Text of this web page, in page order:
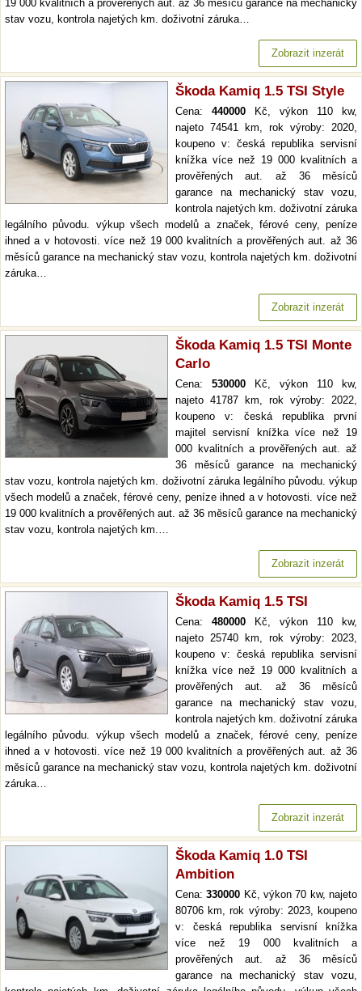
19 000 kvalitních a prověřených aut. až 36 měsíců garance na mechanický
stav vozu, kontrola najetých km. doživotní záruka…
Zobrazit inzerát
Škoda Kamiq 1.5 TSI Style
Cena: 440000 Kč, výkon 110 kw,
najeto 74541 km, rok výroby: 2020,
koupeno v: česká republika servisní
knížka více než 19 000 kvalitních a
prověřených aut. až 36 měsíců
garance na mechanický stav vozu,
kontrola najetých km. doživotní záruka
legálního původu. výkup všech modelů a značek, férové ceny, peníze
ihned a v hotovosti. více než 19 000 kvalitních a prověřených aut. až 36
měsíců garance na mechanický stav vozu, kontrola najetých km. doživotní
záruka…
Zobrazit inzerát
Škoda Kamiq 1.5 TSI Monte
Carlo
Cena: 530000 Kč, výkon 110 kw,
najeto 41787 km, rok výroby: 2022,
koupeno v: česká republika první
majitel servisní knížka více než 19
000 kvalitních a prověřených aut. až
36 měsíců garance na mechanický
stav vozu, kontrola najetých km. doživotní záruka legálního původu. výkup
všech modelů a značek, férové ceny, peníze ihned a v hotovosti. více než
19 000 kvalitních a prověřených aut. až 36 měsíců garance na mechanický
stav vozu, kontrola najetých km.…
Zobrazit inzerát
Škoda Kamiq 1.5 TSI
Cena: 480000 Kč, výkon 110 kw,
najeto 25740 km, rok výroby: 2023,
koupeno v: česká republika servisní
knížka více než 19 000 kvalitních a
prověřených aut. až 36 měsíců
garance na mechanický stav vozu,
kontrola najetých km. doživotní záruka
legálního původu. výkup všech modelů a značek, férové ceny, peníze
ihned a v hotovosti. více než 19 000 kvalitních a prověřených aut. až 36
měsíců garance na mechanický stav vozu, kontrola najetých km. doživotní
záruka…
Zobrazit inzerát
Škoda Kamiq 1.0 TSI
Ambition
Cena:330000 Kč, výkon 70 kw, najeto
80706 km, rok výroby: 2023, koupeno
v: česká republika servisní knížka
více než 19 000 kvalitních a
prověřených aut. až 36 měsíců
garance na mechanický stav vozu,